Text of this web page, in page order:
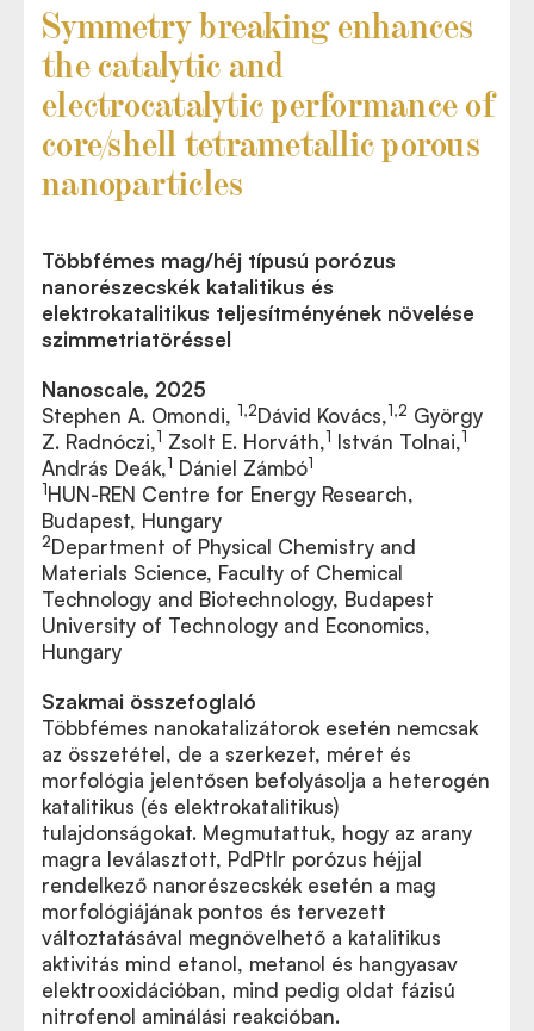
Symmetry breaking enhances
the catalytic and
electrocatalytic performance of
core/shell tetrametallic porous
nanoparticles
Többfémes mag/héj típusú porózus
nanorészecskék katalitikus és
elektrokatalitikus teljesítményének növelése
szimmetriatöréssel
Nanoscale, 2025
Stephen A. Omondi, 1,2Dávid Kovács,1,2 György
Z. Radnóczi,1 Zsolt E. Horváth,1 István Tolnai,1
András Deák,1 Dániel Zámbó1
1HUN-REN Centre for Energy Research,
Budapest, Hungary
2Department of Physical Chemistry and
Materials Science, Faculty of Chemical
Technology and Biotechnology, Budapest
University of Technology and Economics,
Hungary
Szakmai összefoglaló
Többfémes nanokatalizátorok esetén nemcsak
az összetétel, de a szerkezet, méret és
morfológia jelentősen befolyásolja a heterogén
katalitikus (és elektrokatalitikus)
tulajdonságokat. Megmutattuk, hogy az arany
magra leválasztott, PdPtIr porózus héjjal
rendelkező nanorészecskék esetén a mag
morfológiájának pontos és tervezett
változtatásával megnövelhető a katalitikus
aktivitás mind etanol, metanol és hangyasav
elektrooxidációban, mind pedig oldat fázisú
nitrofenol aminálási reakcióban.